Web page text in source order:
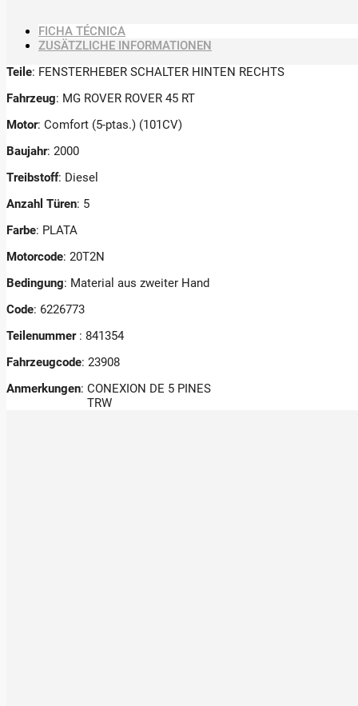
FICHA TÉCNICA
ZUSÄTZLICHE INFORMATIONEN
Teile: FENSTERHEBER SCHALTER HINTEN RECHTS
Fahrzeug: MG ROVER ROVER 45 RT
Motor: Comfort (5-ptas.) (101CV)
Baujahr: 2000
Treibstoff: Diesel
Anzahl Türen: 5
Farbe: PLATA
Motorcode: 20T2N
Bedingung: Material aus zweiter Hand
Code: 6226773
Teilenummer : 841354
Fahrzeugcode: 23908
Anmerkungen: CONEXION DE 5 PINES
TRW